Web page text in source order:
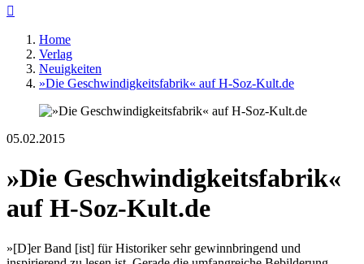

Home
Verlag
Neuigkeiten
»Die Geschwindigkeitsfabrik« auf H-Soz-Kult.de
05.02.2015
»Die Geschwindigkeitsfabrik«
auf H-Soz-Kult.de
»[D]er Band [ist] für Historiker sehr gewinnbringend und